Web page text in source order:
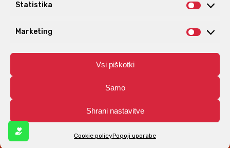
Statistika
Marketing
Vsi piškotki
Samo
Shrani nastavitve
Cookie policyPogoji uporabe
© Aro | Vse pravice pridržane. | Izdelava spletnih trgovin
Spletnik.si